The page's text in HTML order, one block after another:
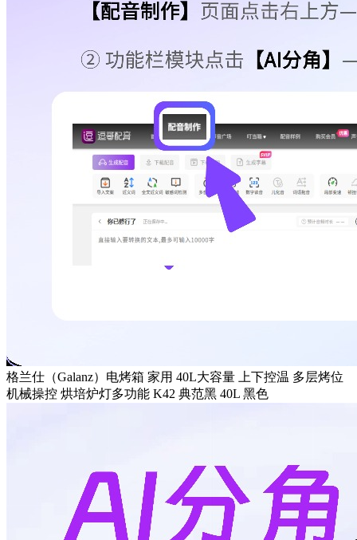
格兰仕（Galanz）电烤箱 家用 40L大容量 上下控温 多层烤位
机械操控 烘培炉灯多功能 K42 典范黑 40L 黑色